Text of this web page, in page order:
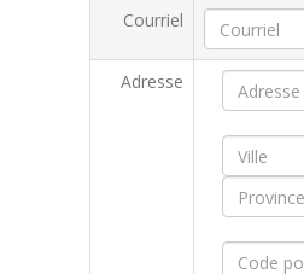
Courriel
Adresse